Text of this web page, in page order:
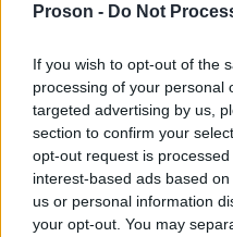
Proson - Do Not
If you wish to opt-out of the
processing of your personal
targeted advertising by us,
section to confirm your
opt-out request is
interest-based ads based
us or personal information
your opt-out. You may
αξιολογήσει το 2022
Τον τότε πρόεδρο του
σχετική μετάταξη μετά
Συνολικά 36